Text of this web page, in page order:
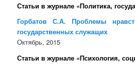
Статьи в журнале «Политика,
Горбатов С.А. Проблемы
государственных служащих
Октябрь, 2015
Статьи в журнале «Психология,